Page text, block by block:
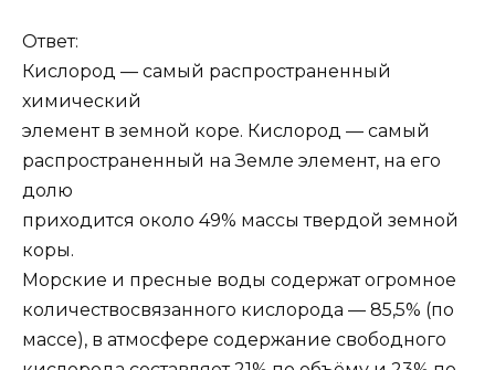
Ответ:
Кислород — самый распространенный
химический
элемент в земной коре. Кислород — самый
распространенный на Земле элемент, на его
долю
приходится около 49% массы твердой земной
коры.
Морские и пресные воды содержат огромное
количествосвязанного кислорода — 85,5% (по
массе), в атмосфере содержание свободного